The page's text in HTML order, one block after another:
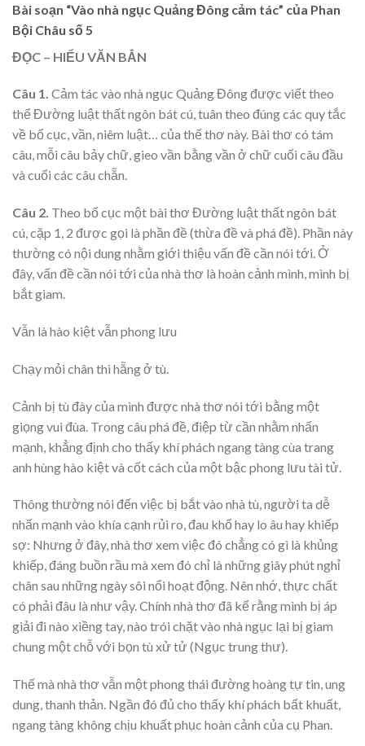
Bài soạn “Vào nhà ngục Quảng Đông cảm tác” của Phan
Bội Châu số 5
ĐỌC – HIỂU VĂN BẲN
Câu 1. Cảm tác vào nhà ngục Quảng Đông được viết theo
thể Đường luật thất ngôn bát cú, tuân theo đúng các quy tắc
về bố cục, vần, niêm luật… của thế thơ này. Bài thơ có tám
câu, mỗi câu bảy chữ, gieo vần bằng vần ở chữ cuối câu đầu
và cuối các câu chẵn.
Câu 2. Theo bố cục một bài thơ Đường luật thất ngôn bát
cú, cặp 1, 2 được gọi là phần đề (thừa đề và phá đề). Phần này
thường có nội dung nhằm giới thiệu vấn đề cần nói tới. Ở
đây, vấn đề cần nói tới của nhà thơ là hoàn cảnh mình, mình bị
bắt giam.
Vẫn là hào kiệt vẫn phong lưu
Chạy mỏi chân thì hẵng ở tù.
Cảnh bị tù đày của mình được nhà thơ nói tới bằng một
giọng vui đùa. Trong câu phá đề, điệp từ cần nhằm nhấn
mạnh, khẳng định cho thấy khí phách ngang tàng cùa trang
anh hùng hào kiệt và cốt cách của một bậc phong lưu tài tử.
Thông thường nói đến việc bị bắt vào nhà tù, người ta dễ
nhấn mạnh vào khía cạnh rủi ro, đau khổ hay lo âu hay khiếp
sợ: Nhưng ở đây, nhà thơ xem việc đó chẳng có gì là khủng
khiếp, đáng buồn rầu mà xem đó chỉ là những giây phút nghỉ
chân sau những ngày sôi nổi hoạt động. Nên nhớ, thực chất
có phải đâu là như vậy. Chính nhà thơ đã kể rằng mình bị áp
giải đi nào xiềng tay, nào trói chặt vào nhà ngục lại bị giam
chung một chỗ với bọn tù xử tử (Ngục trung thư).
Thế mà nhà thơ vẫn một phong thái đường hoàng tự tin, ung
dung, thanh thản. Ngần đó đủ cho thấy khí phách bất khuất,
ngang tàng không chịu khuất phục hoàn cảnh của cụ Phan.